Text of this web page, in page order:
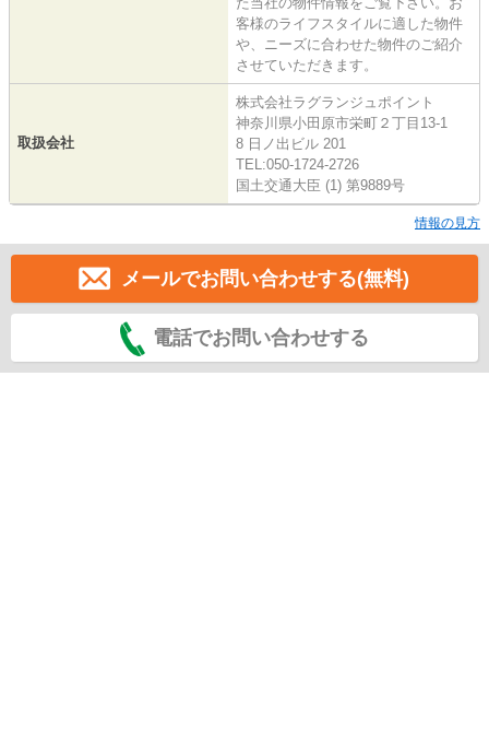
客様のライフスタイルに適した物件
や、ニーズに合わせた物件のご紹介
させていただきます。
取扱会社
株式会社ラグランジュポイント
神奈川県小田原市栄町２丁目13-1
8 日ノ出ビル 201
TEL:050-1724-2726
国土交通大臣 (1) 第9889号
情報の見方
メールでお問い合わせする(無料)
電話でお問い合わせする